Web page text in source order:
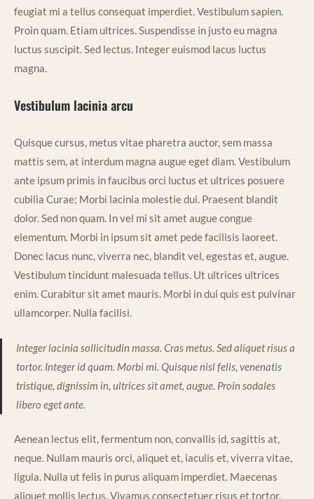
feugiat mi a tellus consequat imperdiet. Vestibulum sapien.
Proin quam. Etiam ultrices. Suspendisse in justo eu magna
luctus suscipit. Sed lectus. Integer euismod lacus luctus
magna.
Vestibulum lacinia arcu
Quisque cursus, metus vitae pharetra auctor, sem massa
mattis sem, at interdum magna augue eget diam. Vestibulum
ante ipsum primis in faucibus orci luctus et ultrices posuere
cubilia Curae; Morbi lacinia molestie dui. Praesent blandit
dolor. Sed non quam. In vel mi sit amet augue congue
elementum. Morbi in ipsum sit amet pede facilisis laoreet.
Donec lacus nunc, viverra nec, blandit vel, egestas et, augue.
Vestibulum tincidunt malesuada tellus. Ut ultrices ultrices
enim. Curabitur sit amet mauris. Morbi in dui quis est pulvinar
ullamcorper. Nulla facilisi.
Integer lacinia sollicitudin massa. Cras metus. Sed aliquet risus a
tortor. Integer id quam. Morbi mi. Quisque nisl felis, venenatis
tristique, dignissim in, ultrices sit amet, augue. Proin sodales
libero eget ante.
Aenean lectus elit, fermentum non, convallis id, sagittis at,
neque. Nullam mauris orci, aliquet et, iaculis et, viverra vitae,
ligula. Nulla ut felis in purus aliquam imperdiet. Maecenas
aliquet mollis lectus. Vivamus consectetuer risus et tortor.